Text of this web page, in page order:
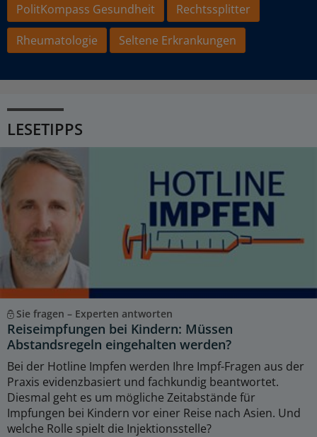
PolitKompass Gesundheit
Rechtssplitter
Rheumatologie
Seltene Erkrankungen
LESETIPPS
Sie fragen – Experten antworten
Reiseimpfungen bei Kindern: Müssen
Abstandsregeln eingehalten werden?
Bei der Hotline Impfen werden Ihre Impf-Fragen aus der
Praxis evidenzbasiert und fachkundig beantwortet.
Diesmal geht es um mögliche Zeitabstände für
Impfungen bei Kindern vor einer Reise nach Asien. Und
welche Rolle spielt die Injektionsstelle?